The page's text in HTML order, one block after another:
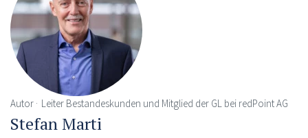
Autor Leiter Bestandeskunden und Mitglied der GL bei redPoint AG
Stefan Marti